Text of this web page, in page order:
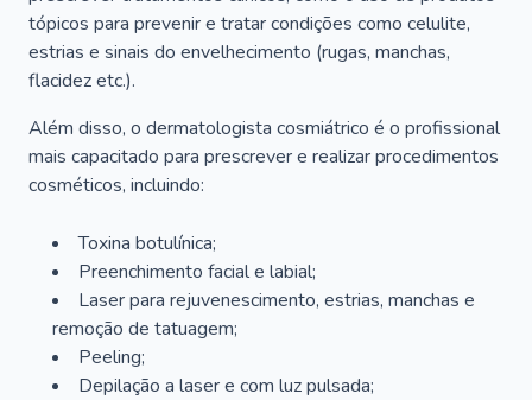
tópicos para prevenir e tratar condições como celulite,
estrias e sinais do envelhecimento (rugas, manchas,
flacidez etc.).
Além disso, o dermatologista cosmiátrico é o profissional
mais capacitado para prescrever e realizar procedimentos
cosméticos, incluindo:
Toxina botulínica;
Preenchimento facial e labial;
Laser para rejuvenescimento, estrias, manchas e
remoção de tatuagem;
Peeling;
Depilação a laser e com luz pulsada;